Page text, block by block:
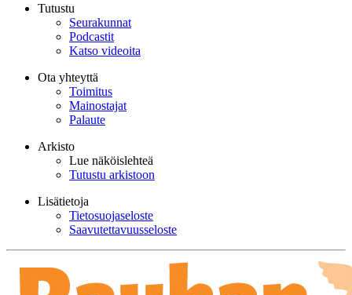
Tutustu
Seurakunnat
Podcastit
Katso videoita
Ota yhteyttä
Toimitus
Mainostajat
Palaute
Arkisto
Lue näköislehteä
Tutustu arkistoon
Lisätietoja
Tietosuojaseloste
Saavutettavuusseloste